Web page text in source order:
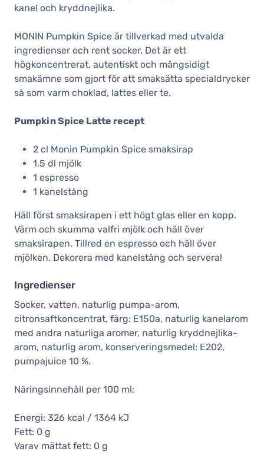
kanel och kryddnejlika.
MONIN Pumpkin Spice är tillverkad med utvalda
ingredienser och rent socker. Det är ett
högkoncentrerat, autentiskt och mångsidigt
smakämne som gjort för att smaksätta specialdrycker
så som varm choklad, lattes eller te.
Pumpkin Spice Latte recept
2 cl Monin Pumpkin Spice smaksirap
1,5 dl mjölk
1 espresso
1 kanelstång
Häll först smaksirapen i ett högt glas eller en kopp.
Värm och skumma valfri mjölk och häll över
smaksirapen. Tillred en espresso och häll över
mjölken. Dekorera med kanelstång och servera!
Ingredienser
Socker, vatten, naturlig pumpa-arom,
citronsaftkoncentrat, färg: E150a, naturlig kanelarom
med andra naturliga aromer, naturlig kryddnejlika-
arom, naturlig arom, konserveringsmedel: E202,
pumpajuice 10 %.
Näringsinnehåll per 100 ml:
Energi: 326 kcal / 1364 kJ
Fett: 0 g
Varav mättat fett: 0 g